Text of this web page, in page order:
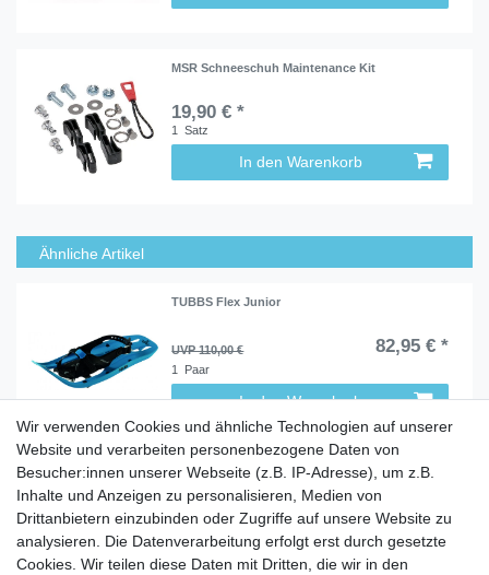
MSR Schneeschuh Maintenance Kit
19,90 € *
1 Satz
In den Warenkorb
Ähnliche Artikel
TUBBS Flex Junior
UVP 110,00 € 82,95 € *
1 Paar
In den Warenkorb
Wir verwenden Cookies und ähnliche Technologien auf unserer
Website und verarbeiten personenbezogene Daten von
Besucher:innen unserer Webseite (z.B. IP-Adresse), um z.B.
Inhalte und Anzeigen zu personalisieren, Medien von
Drittanbietern einzubinden oder Zugriffe auf unsere Website zu
analysieren. Die Datenverarbeitung erfolgt erst durch gesetzte
Cookies. Wir teilen diese Daten mit Dritten, die wir in den
Service
Zahlungarten
Versandkosten